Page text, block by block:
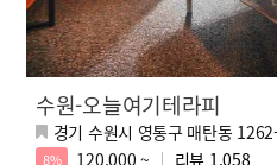
수원-오늘여기테라피
경기 수원시 영통구 매탄동
8% 120,000 ~ 리뷰 1,058